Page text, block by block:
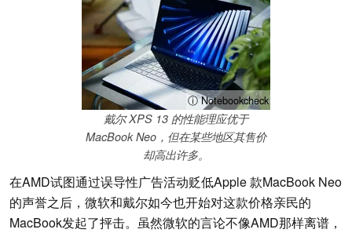
ⓘ Notebookcheck
戴尔 XPS 13 的性能理应优于
MacBook Neo，但在某些地区其售价
却高出许多。
在AMD试图通过误导性广告活动贬低Apple 款MacBook Neo
的声誉之后，微软和戴尔如今也开始对这款价格亲民的
MacBook发起了抨击。虽然微软的言论不像AMD那样离谱，